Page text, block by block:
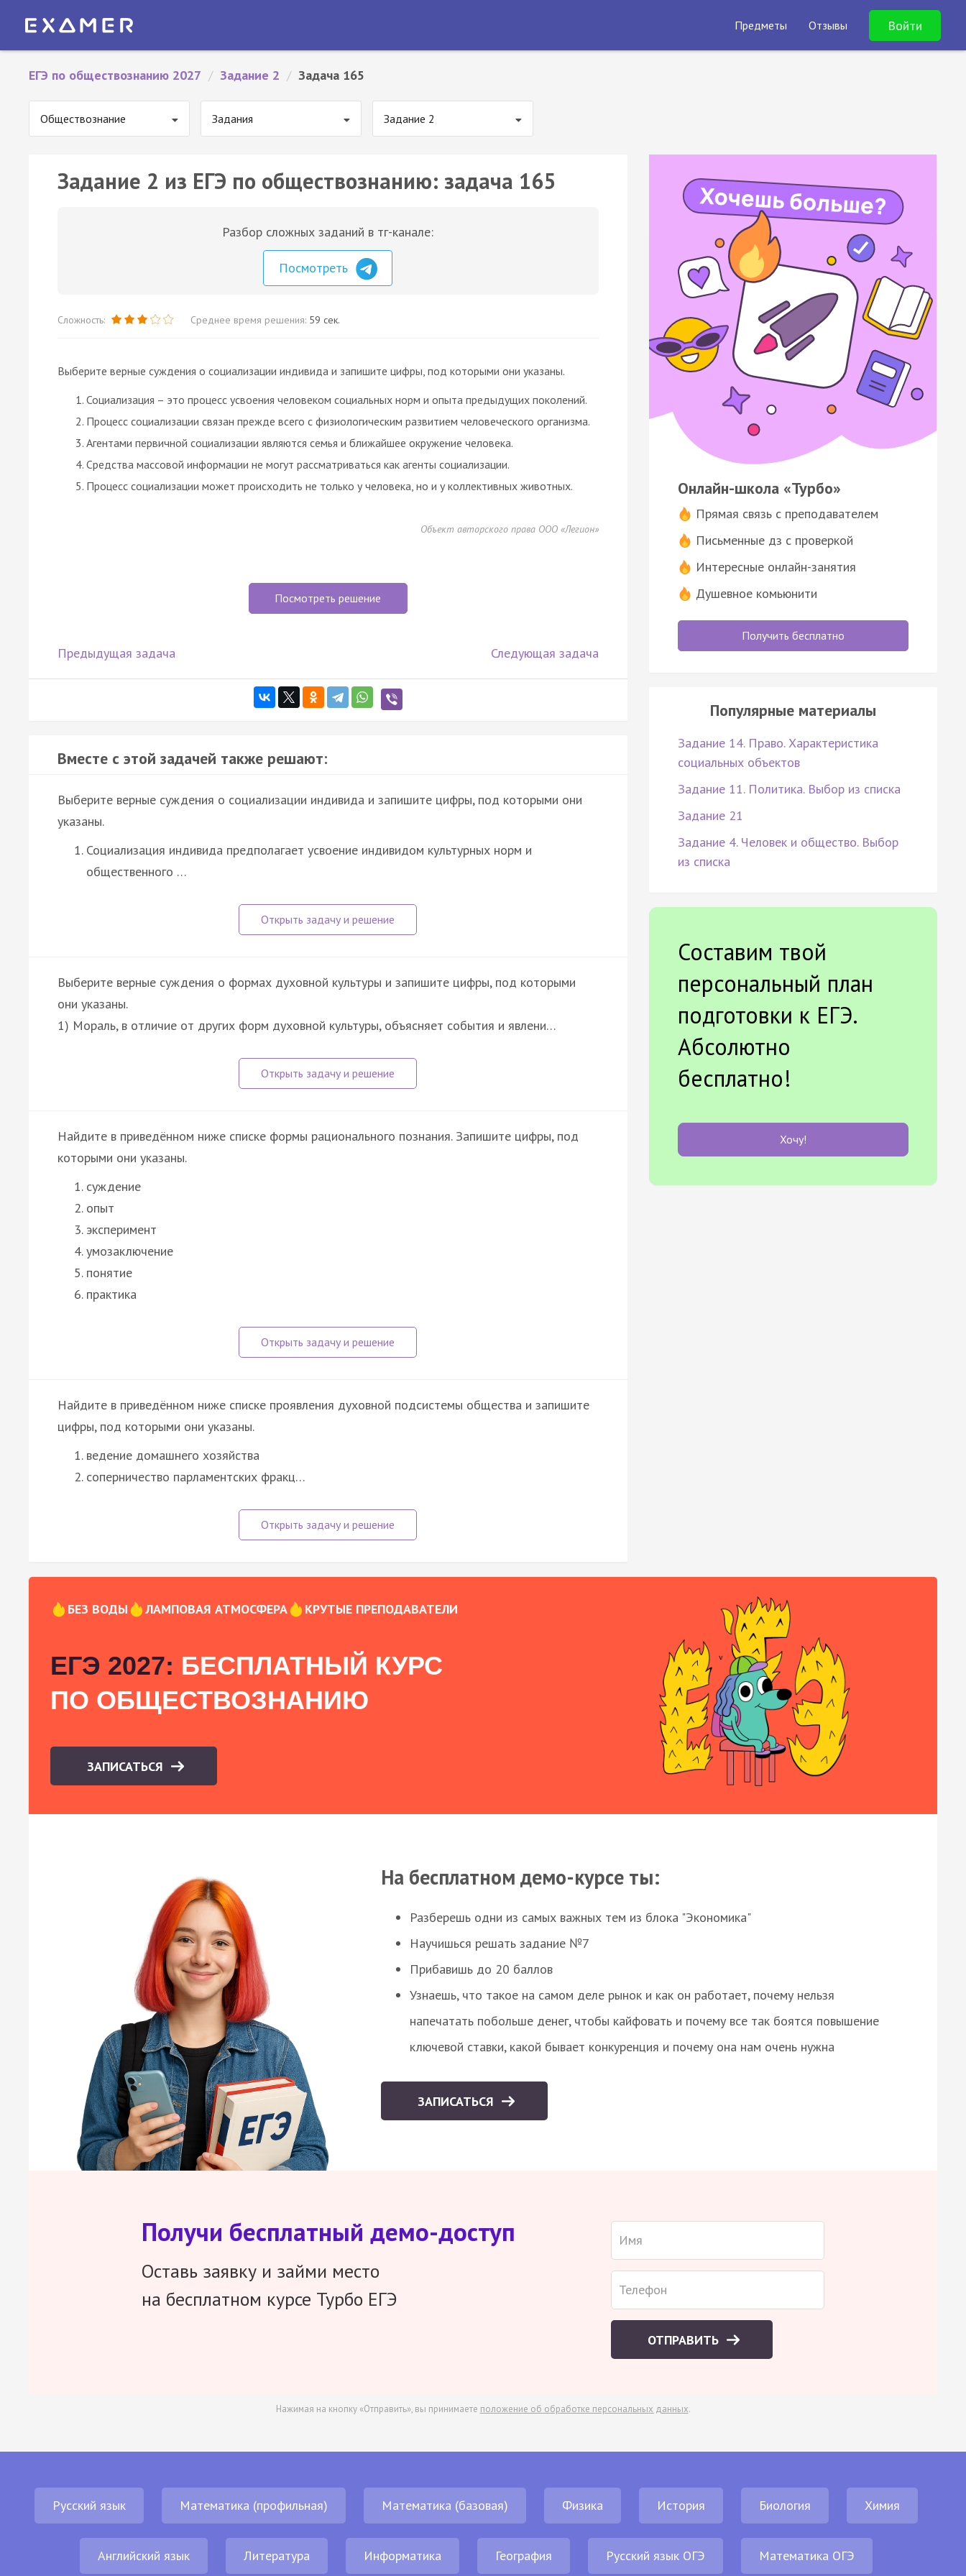
Предметы Отзывы Войти
ЕГЭ по обществознанию 2027 / Задание 2 / Задача 165
Обществознание Задания Задание 2
Задание 2 из ЕГЭ по обществознанию: задача 165
Разбор сложных заданий в тг-канале:
Посмотреть
Сложность: Среднее время решения: 59 сек.
Выберите верные суждения о социализации индивида и запишите цифры, под которыми они указаны.
Социализация – это процесс усвоения человеком социальных норм и опыта предыдущих поколений.
Процесс социализации связан прежде всего с физиологическим развитием человеческого организма.
Агентами первичной социализации являются семья и ближайшее окружение человека.
Средства массовой информации не могут рассматриваться как агенты социализации.
Процесс социализации может происходить не только у человека, но и у коллективных животных.
Объект авторского права ООО «Легион»
Посмотреть решение
Предыдущая задача Следующая задача
Вместе с этой задачей также решают:
Выберите верные суждения о социализации индивида и запишите цифры, под которыми они
указаны.
Социализация индивида предполагает усвоение индивидом культурных норм и
общественного …
Выберите верные суждения о формах духовной культуры и запишите цифры, под которыми
они указаны.
1) Мораль, в отличие от других форм духовной культуры, объясняет события и явлени…
Найдите в приведённом ниже списке формы рационального познания. Запишите цифры, под
которыми они указаны.
суждение
опыт
эксперимент
умозаключение
понятие
практика
Найдите в приведённом ниже списке проявления духовной подсистемы общества и запишите
цифры, под которыми они указаны.
ведение домашнего хозяйства
соперничество парламентских фракц…
Онлайн-школа «Турбо»
Прямая связь с преподавателем
Письменные дз с проверкой
Интересные онлайн-занятия
Душевное комьюнити
Получить бесплатно
Популярные материалы
Задание 14. Право. Характеристика
социальных объектов
Задание 11. Политика. Выбор из списка
Задание 21
Задание 4. Человек и общество. Выбор
из списка
Составим твой
персональный план
подготовки к ЕГЭ.
Абсолютно
бесплатно!
Хочу!
БЕЗ ВОДЫ ЛАМПОВАЯ АТМОСФЕРА КРУТЫЕ ПРЕПОДАВАТЕЛИ
ЕГЭ 2027: БЕСПЛАТНЫЙ КУРС
ПО ОБЩЕСТВОЗНАНИЮ
ЗАПИСАТЬСЯ
На бесплатном демо-курсе ты:
Разберешь одни из самых важных тем из блока "Экономика"
Научишься решать задание №7
Прибавишь до 20 баллов
Узнаешь, что такое на самом деле рынок и как он работает, почему нельзя
напечатать побольше денег, чтобы кайфовать и почему все так боятся повышение
ключевой ставки, какой бывает конкуренция и почему она нам очень нужна
ЗАПИСАТЬСЯ
Получи бесплатный демо-доступ
Оставь заявку и займи место
на бесплатном курсе Турбо ЕГЭ
ОТПРАВИТЬ
Нажимая на кнопку «Отправить», вы принимаете положение об обработке персональных данных.
Русский язык Математика (профильная) Математика (базовая) Физика История Биология Химия
Английский язык Литература Информатика География Русский язык ОГЭ Математика ОГЭ